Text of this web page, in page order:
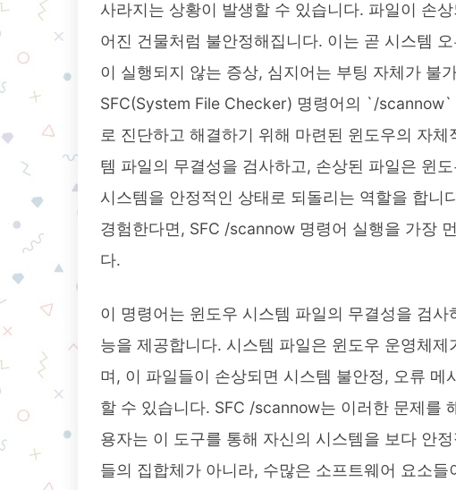
사라지는 상황이 발생할 수 있습니다. 파일이 손
어진 건물처럼 불안정해집니다. 이는 곧 시스템
이 실행되지 않는 증상, 심지어는 부팅 자체가 불
SFC(System File Checker) 명령어의 `/
로 진단하고 해결하기 위해 마련된 윈도우의 자
템 파일의 무결성을 검사하고, 손상된 파일은 윈
시스템을 안정적인 상태로 되돌리는 역할을 합니
경험한다면, SFC /scannow 명령어 실행을 가장
다.
이 명령어는 윈도우 시스템 파일의 무결성을 검
능을 제공합니다. 시스템 파일은 윈도우 운영체
며, 이 파일들이 손상되면 시스템 불안정, 오류
할 수 있습니다. SFC /scannow는 이러한 문제를
용자는 이 도구를 통해 자신의 시스템을 보다 안
들의 집합체가 아니라, 수많은 소프트웨어 요소